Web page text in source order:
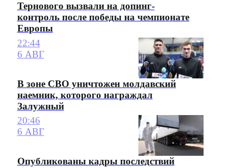
Тернового вызвали на допинг-
контроль после победы на чемпионате
Европы
22:44
6 АВГ
В зоне СВО уничтожен молдавский
наемник, которого награждал
Залужный
20:46
6 АВГ
Опубликованы кадры последствий